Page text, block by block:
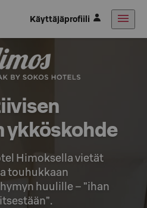
Käyttäjäprofiili
ykköskohde
Himoksella vietät
touhukkaan
huulille – ”ihan